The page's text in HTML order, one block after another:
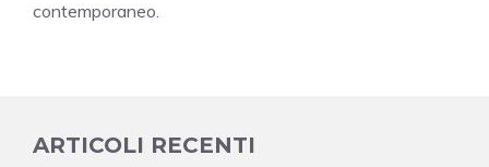
contemporaneo.
ARTICOLI RECENTI